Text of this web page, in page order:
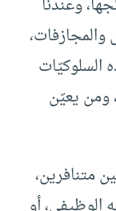
وعندنا
السلوكيّات
ومن يعيّن
متنافرين،